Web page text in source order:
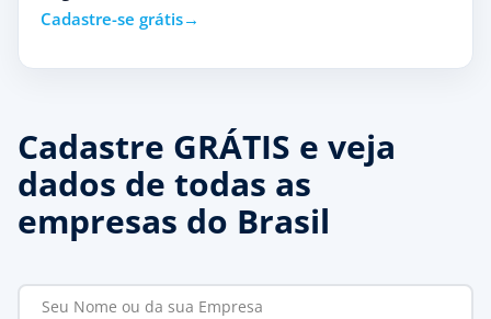
Cadastre-se grátis
Cadastre GRÁTIS e veja
dados de todas as
empresas do Brasil